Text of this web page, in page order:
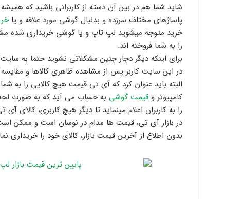
شاید شما هم در بین آن دسته از کاربرانی باشید که
پاساژهای مختلف سرزده و بدنبال گوشی مورد علاقه و یا
خرید متوجه میشوید لپ تاپ و یا گوشی خریداری شده
را به شما فروخته اند.
برای اینکه دیگر دچار چنین مشکلاتی نشوید حتما به
در این سایت کاربر پس از مشاهده ظاهری کالاها و
البته باید عنوان کرد که آی تی قیمت هیچ کالایی را
کامپیوتر و قیمت گوشی به حساب می آید که به صورت
را به کاربران اعلام مینماید تا دیگر هیچ کاربری، کالای آی
در بازار آی تی، قیمت ها مدام در نوسان است و ممکن
بدون اطلاع از آخرین قیمت بازار، کالای خود را خریداری